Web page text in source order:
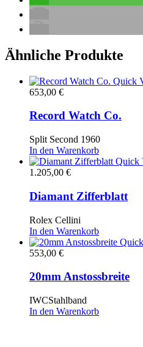
Ähnliche Produkte
Quick
653,00 €
Record Watch Co.
Split Second 1960
In den Warenkorb
Quick
1.205,00 €
Diamant Zifferblatt
Rolex Cellini
In den Warenkorb
553,00 €
20mm Anstossbreite
IWCStahlband
In den Warenkorb